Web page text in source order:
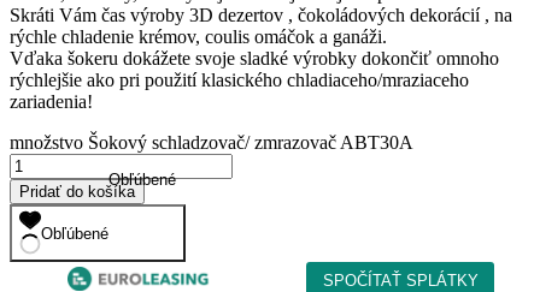
Skráti Vám čas výroby 3D dezertov , čokoládových dekorácií , na
rýchle chladenie krémov, coulis omáčok a ganáži.
Vďaka šokeru dokážete svoje sladké výrobky dokončiť omnoho
rýchlejšie ako pri použití klasického chladiaceho/mraziaceho
zariadenia!
množstvo Šokový schladzovač/ zmrazovač ABT30A
Pridať do košíka
Obľúbené
Obľúbené